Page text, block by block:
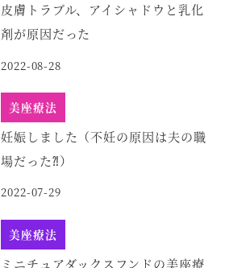
皮膚トラブル、アイシャドウと乳化
剤が原因だった
2022-08-28
美座療法
妊娠しました（不妊の原因は夫の職
場だった⁈）
2022-07-29
美座療法
ミニチュアダックスフンドの美座療